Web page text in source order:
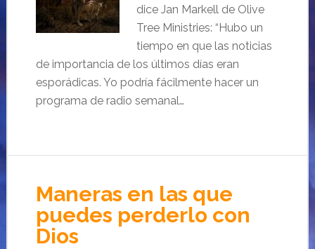
dice Jan Markell de Olive
Tree Ministries: “Hubo un
tiempo en que las noticias
de importancia de los últimos días eran
esporádicas. Yo podría fácilmente hacer un
programa de radio semanal…
Maneras en las que
puedes perderlo con
Dios